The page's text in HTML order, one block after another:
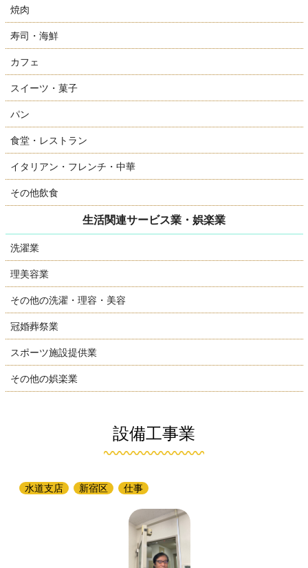
焼肉
寿司・海鮮
カフェ
スイーツ・菓子
パン
食堂・レストラン
イタリアン・フレンチ・中華
その他飲食
生活関連サービス業・娯楽業
洗濯業
理美容業
その他の洗濯・理容・美容
冠婚葬祭業
スポーツ施設提供業
その他の娯楽業
設備工事業
水道支店 新宿区 仕事